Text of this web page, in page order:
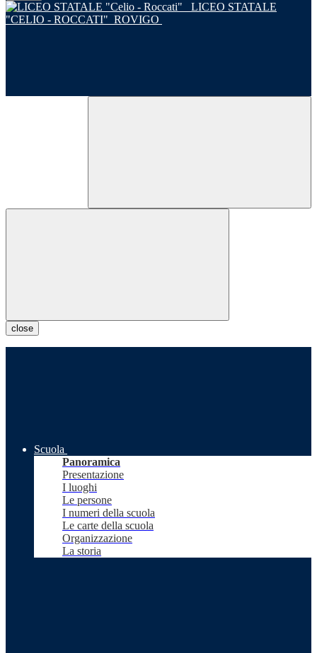
LICEO STATALE
"CELIO - ROCCATI" ROVIGO
close
Scuola
Panoramica
Presentazione
I luoghi
Le persone
I numeri della scuola
Le carte della scuola
Organizzazione
La storia